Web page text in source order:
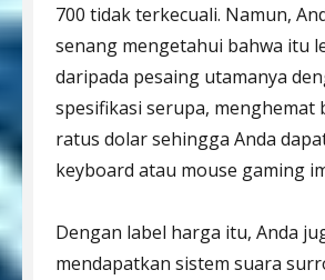
700 tidak terkecuali. Namun,
senang mengetahui bahwa itu
daripada pesaing utamanya
spesifikasi serupa, menghemat
ratus dolar sehingga Anda
keyboard atau mouse gaming
Dengan label harga itu, Anda
mendapatkan sistem suara